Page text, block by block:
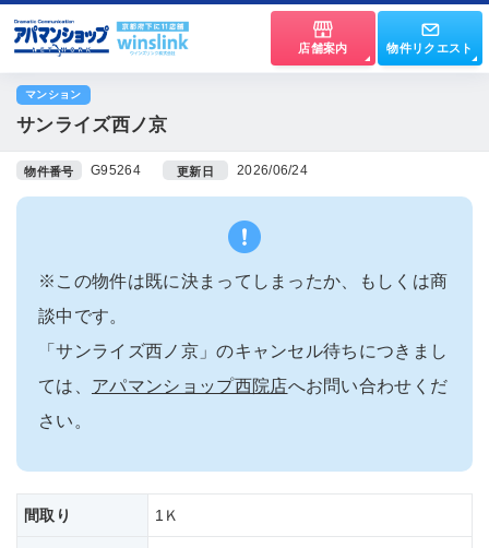
店舗案内 物件リクエスト
マンション
サンライズ西ノ京
物件番号 G95264 更新日 2026/06/24
※この物件は既に決まってしまったか、もしくは商
談中です。
「サンライズ西ノ京」のキャンセル待ちにつきまし
ては、 アパマンショップ西院店へお問い合わせくだ
さい。
間取り 1Ｋ